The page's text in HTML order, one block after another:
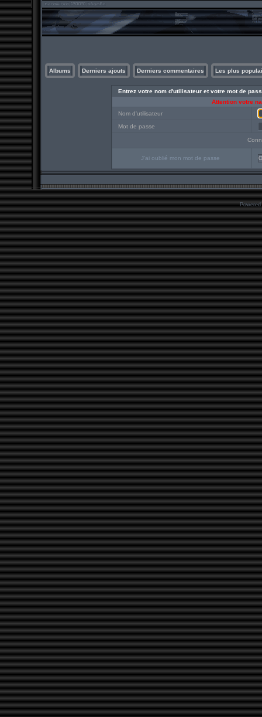
Albums Derniers ajouts Derniers commentaires Les plus
Entrez votre nom d'utilisateur et votre mot de
Attention votre
Nom d'utilisateur
Mot de passe
J'ai oublié mon mot de passe